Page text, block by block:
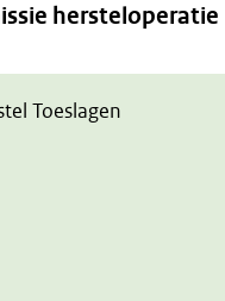
hersteloperatie
Toeslagen